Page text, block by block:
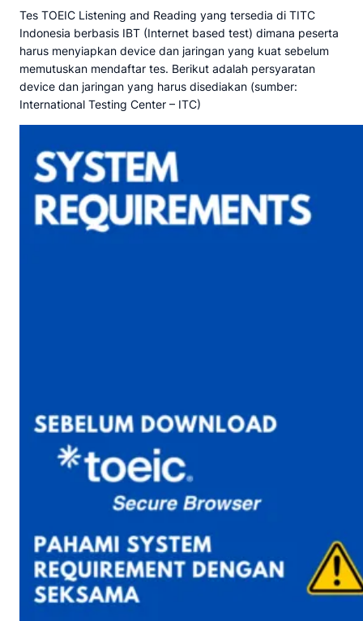
Tes TOEIC Listening and Reading yang tersedia di TITC
Indonesia berbasis IBT (Internet based test) dimana peserta
harus menyiapkan device dan jaringan yang kuat sebelum
memutuskan mendaftar tes. Berikut adalah persyaratan
device dan jaringan yang harus disediakan (sumber:
International Testing Center – ITC)